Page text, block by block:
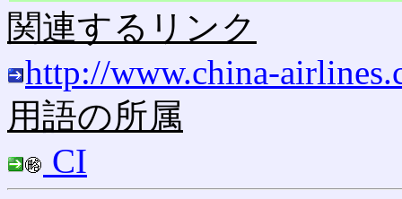
関連するリンク
http://www.china-
用語の所属
CI